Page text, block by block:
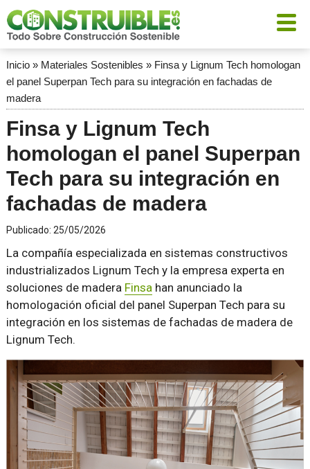
Inicio» Materiales Sostenibles » Finsa y Lignum Tech homologan
el panel Superpan Tech para su integración en fachadas de
madera
Finsa y Lignum Tech
homologan el panel Superpan
Tech para su integración en
fachadas de madera
Publicado: 25/05/2026
La compañía especializada en sistemas constructivos
industrializados Lignum Tech y la empresa experta en
soluciones de madera Finsahan anunciado la
homologación oficial del panel Superpan Tech para su
integración en los sistemas de fachadas de madera de
Lignum Tech.